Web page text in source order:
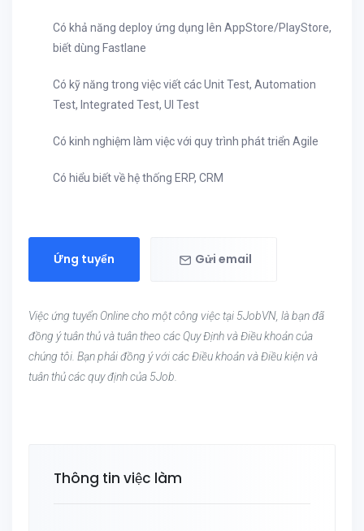
Có khả năng deploy ứng dụng lên AppStore/PlayStore,
biết dùng Fastlane
Có kỹ năng trong việc viết các Unit Test, Automation
Test, Integrated Test, UI Test
Có kinh nghiệm làm việc với quy trình phát triển Agile
Có hiểu biết về hệ thống ERP, CRM
Ứng tuyển Gửi email
Việc ứng tuyển Online cho một công việc tại 5JobVN, là bạn đã
đồng ý tuân thủ và tuân theo các Quy Định và Điều khoản của
chúng tôi. Bạn phải đồng ý với các Điều khoản và Điều kiện và
tuân thủ các quy định của 5Job.
Thông tin việc làm